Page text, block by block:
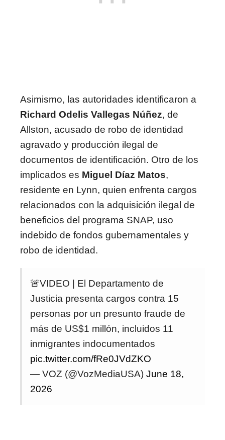
Asimismo, las autoridades identificaron a
Richard Odelis Vallegas Núñez, de
Allston, acusado de robo de identidad
agravado y producción ilegal de
documentos de identificación. Otro de los
implicados es Miguel Díaz Matos,
residente en Lynn, quien enfrenta cargos
relacionados con la adquisición ilegal de
beneficios del programa SNAP, uso
indebido de fondos gubernamentales y
robo de identidad.
🚨VIDEO | El Departamento de
Justicia presenta cargos contra 15
personas por un presunto fraude de
más de US$1 millón, incluidos 11
inmigrantes indocumentados
pic.twitter.com/fRe0JVdZKO
— VOZ (@VozMediaUSA) June 18,
2026